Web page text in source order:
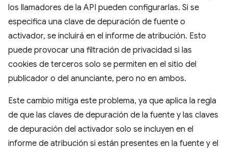
los llamadores de la API pueden configurarlas. Si se
especifica una clave de depuración de fuente o
activador, se incluirá en el informe de atribución. Esto
puede provocar una filtración de privacidad si las
cookies de terceros solo se permiten en el sitio del
publicador o del anunciante, pero no en ambos.
Este cambio mitiga este problema, ya que aplica la regla
de que las claves de depuración de la fuente y las claves
de depuración del activador solo se incluyen en el
informe de atribución si están presentes en la fuente y el